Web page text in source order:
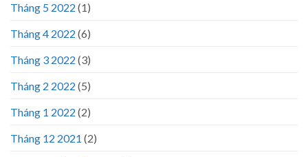
Tháng 5 2022 (1)
Tháng 4 2022 (6)
Tháng 3 2022 (3)
Tháng 2 2022 (5)
Tháng 1 2022 (2)
Tháng 12 2021 (2)